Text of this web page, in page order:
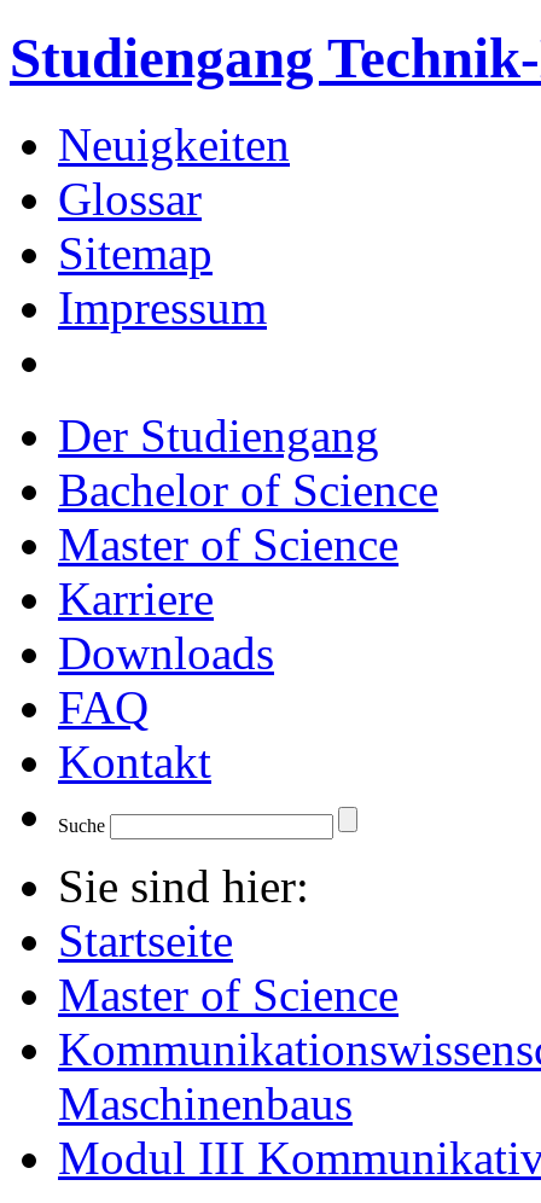
Studiengang
Neuigkeiten
Glossar
Sitemap
Impressum
Der Studiengang
Bachelor of Science
Master of Science
Karriere
Downloads
FAQ
Kontakt
Suche
Sie sind hier:
Startseite
Master of Science
Maschinenbaus
Modul III